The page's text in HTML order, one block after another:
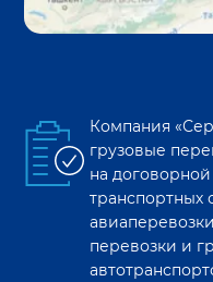
Компания
грузовые
на
транспортных
перевозки и